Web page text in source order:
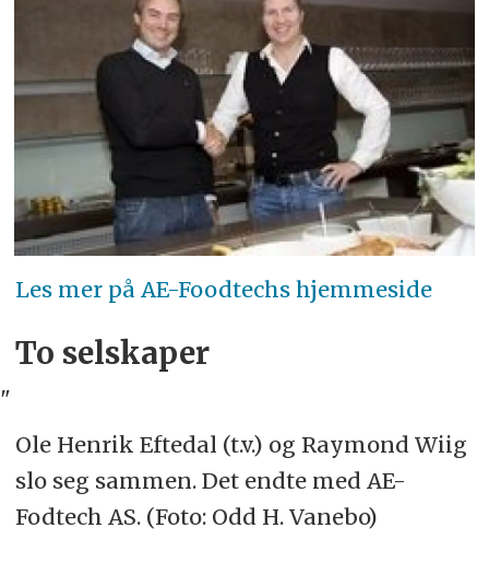
Les mer på AE-Foodtechs hjemmeside
To selskaper
"
Ole Henrik Eftedal (t.v.) og Raymond Wiig
slo seg sammen. Det endte med AE-
Fodtech AS. (Foto: Odd H. Vanebo)